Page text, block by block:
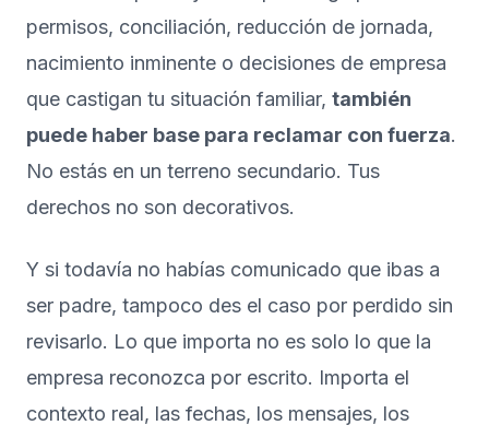
permisos, conciliación, reducción de jornada,
nacimiento inminente o decisiones de empresa
que castigan tu situación familiar, también
puede haber base para reclamar con fuerza.
No estás en un terreno secundario. Tus
derechos no son decorativos.
Y si todavía no habías comunicado que ibas a
ser padre, tampoco des el caso por perdido sin
revisarlo. Lo que importa no es solo lo que la
empresa reconozca por escrito. Importa el
contexto real, las fechas, los mensajes, los